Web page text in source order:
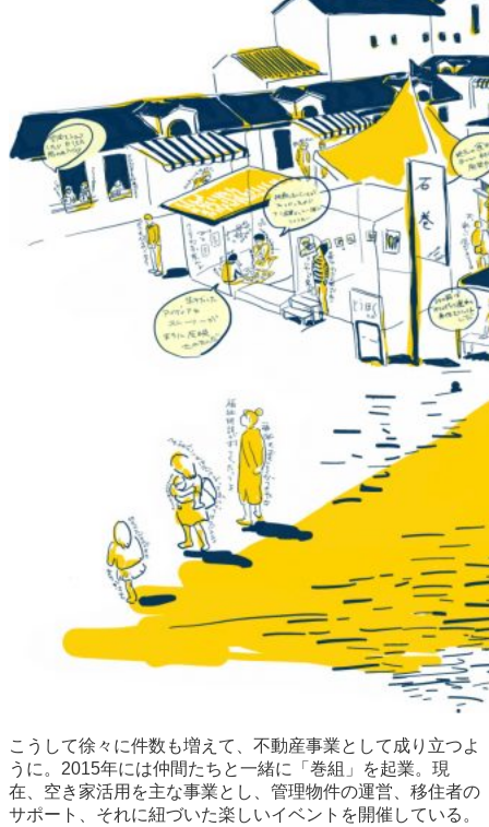
こうして徐々に件数も増えて、不動産事業として成り立つよ
うに。2015年には仲間たちと一緒に「巻組」を起業。現
在、空き家活用を主な事業とし、管理物件の運営、移住者の
サポート、それに紐づいた楽しいイベントを開催している。